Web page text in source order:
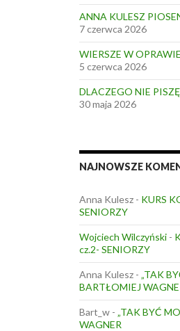
ANNA KULESZ
7 czerwca 2026
WIERSZE W
5 czerwca 2026
DLACZEGO NIE PISZĘ
30 maja 2026
NAJNOWSZE
Anna Kulesz - KURS
SENIORZY
Wojciech Wilczyński -
cz.2- SENIORZY
Anna Kulesz - „TAK
BARTŁOMIEJ
Bart_w - „TAK BYĆ
WAGNER